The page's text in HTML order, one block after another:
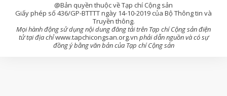
@Bản quyền thuộc về Tạp chí Cộng sản
Giấy phép số 436/GP-BTTTT ngày 14-10-2019 của Bộ Thông tin và
Truyền thông.
Mọi hành động sử dụng nội dung đăng tải trên Tạp chí Cộng sản điện
tử tại địa chỉwww.tapchicongsan.org.vn phải dẫn nguồn và có sự
đồng ý bằng văn bản của Tạp chí Cộng sản